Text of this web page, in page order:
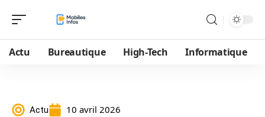
Actu Bureautique High-Tech Informatique
Actu 10 avril 2026